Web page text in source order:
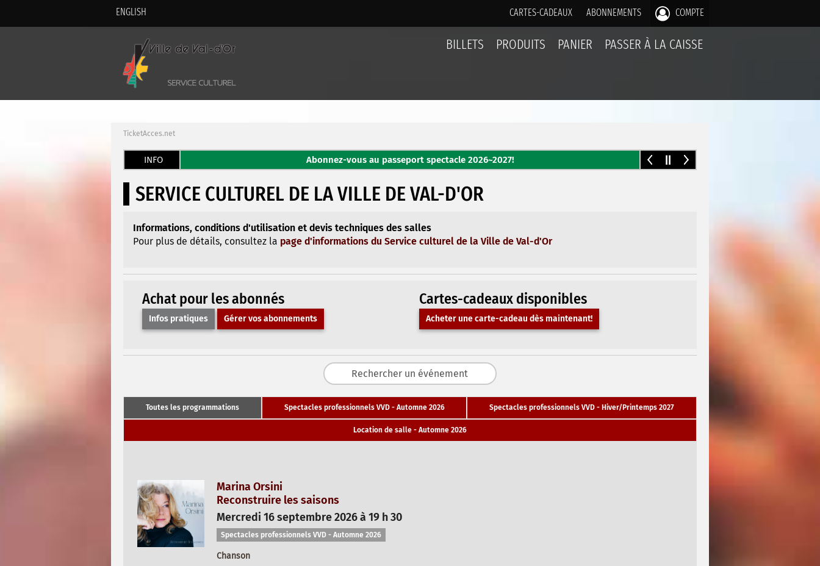
ENGLISH CARTES-CADEAUX ABONNEMENTS COMPTE
BILLETS PRODUITS PANIER PASSER À LA CAISSE
TicketAcces.net
INFO Abonnez-vous au passeport spectacle 2026~2027!
SERVICE CULTUREL DE LA VILLE DE VAL-D'OR
Informations, conditions d'utilisation et devis techniques des salles
Pour plus de détails, consultez la page d'informations du Service culturel de la Ville de Val-d'Or
Achat pour les abonnés
Infos pratiques Gérer vos abonnements
Cartes-cadeaux disponibles
Acheter une carte-cadeau dès maintenant!
Toutes les programmations Spectacles professionnels VVD - Automne 2026 Spectacles professionnels VVD - Hiver/Printemps 2027
Location de salle - Automne 2026
Marina Orsini
Reconstruire les saisons
Mercredi 16 septembre 2026 à 19 h 30
Spectacles professionnels VVD - Automne 2026
Chanson